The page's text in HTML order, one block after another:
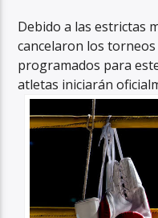
Debido a las estrictas
cancelaron los
programados para
atletas iniciarán